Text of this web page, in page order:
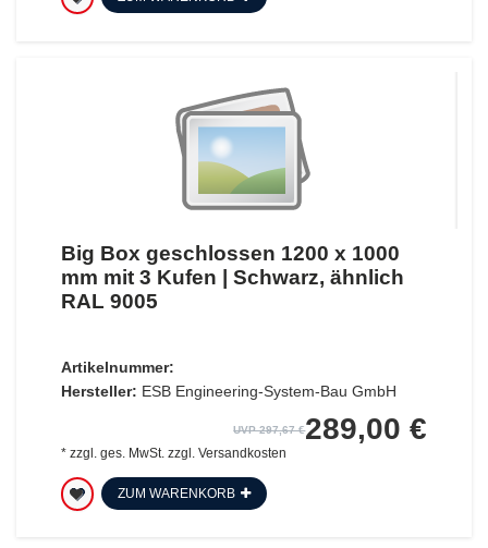
Big Box geschlossen 1200 x 1000
mm mit 3 Kufen | Schwarz, ähnlich
RAL 9005
Artikelnummer:
Hersteller: ESB Engineering-System-Bau GmbH
UVP 297,67 €289,00 €
* zzgl. ges. MwSt. zzgl. Versandkosten
ZUM WARENKORB